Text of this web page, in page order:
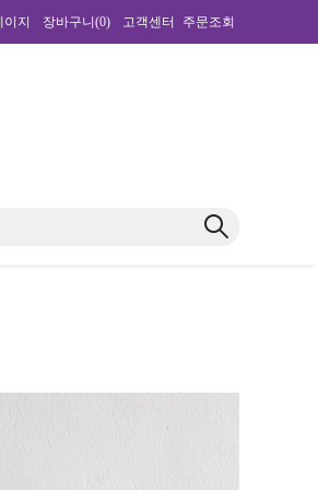
지 장바구니(0) 고객센터 주문조회